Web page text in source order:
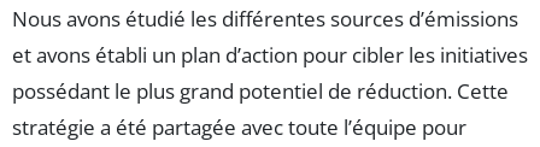
Nous avons étudié les différentes sources d’émissions
et avons établi un plan d’action pour cibler les initiatives
possédant le plus grand potentiel de réduction. Cette
stratégie a été partagée avec toute l’équipe pour